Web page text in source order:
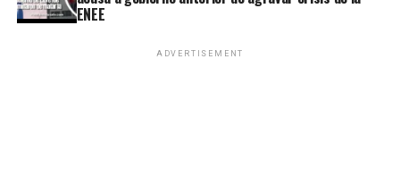
ENEE
ADVERTISEMENT